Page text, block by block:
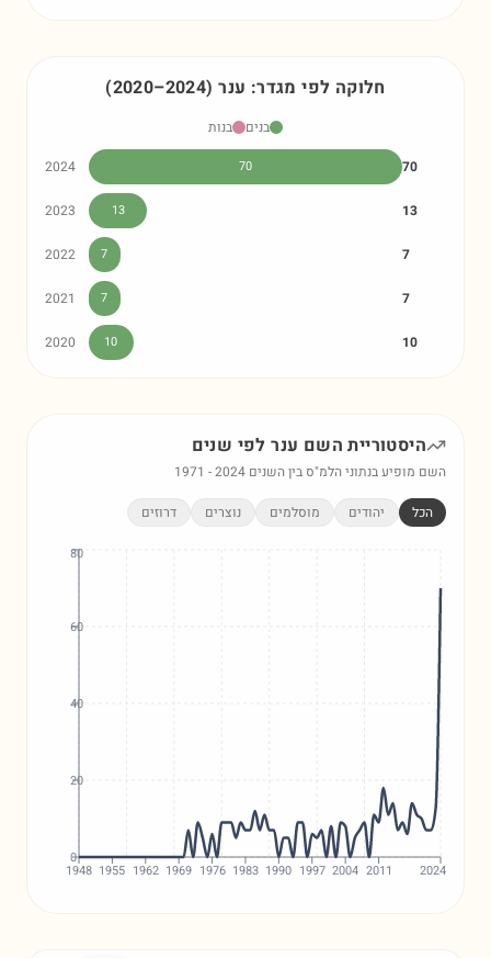
חלוקה לפי מגדר: ענר (2020–2024)
בנים
בנות
2024
70 70
2023 13 13
2022 7 7
2021 7 7
2020 10 10
היסטוריית השם ענרלפי שנים
השם מופיע בנתוני הלמ"ס בין השנים 1971 -2024
הכל יהודים מוסלמים נוצרים דרוזים
1948 1955 1962 1969 1976 1983 1990 1997 2004 2011 2024
0
20
40
60
80